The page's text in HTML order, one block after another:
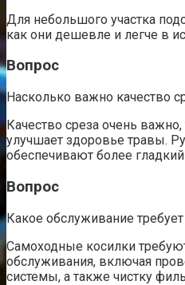
Для небольшого участка
как они дешевле и легче в
Вопрос
Насколько важно качество
Качество среза очень
улучшает здоровье травы.
обеспечивают более гладкий
Вопрос
Какое обслуживание
Самоходные косилки
обслуживания, включая
системы, а также чистку